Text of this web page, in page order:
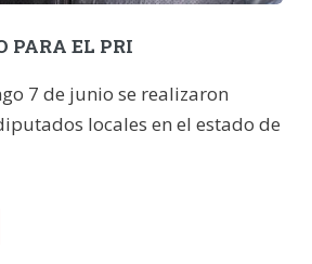
PARA EL PRI
7 de junio se realizaron
locales en el estado de